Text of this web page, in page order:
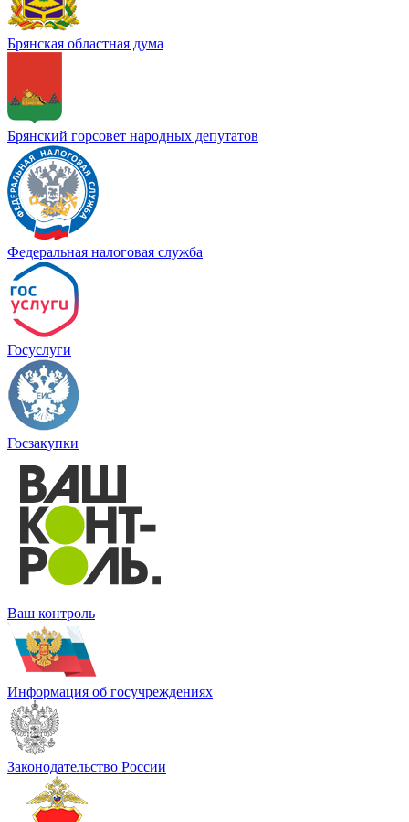
Брянская областная дума
Брянский горсовет народных депутатов
Федеральная налоговая служба
Госуслуги
Госзакупки
Ваш контроль
Информация об госучреждениях
Законодательство России